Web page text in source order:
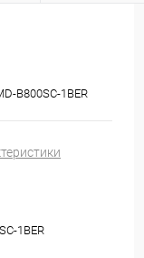
B800SC-1BER
1BER